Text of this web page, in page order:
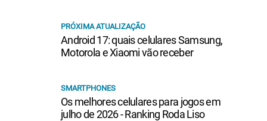
PRÓXIMA ATUALIZAÇÃO
Android 17: quais celulares Samsung,
Motorola e Xiaomi vão receber
SMARTPHONES
Os melhores celulares para jogos em
julho de 2026 - Ranking Roda Liso